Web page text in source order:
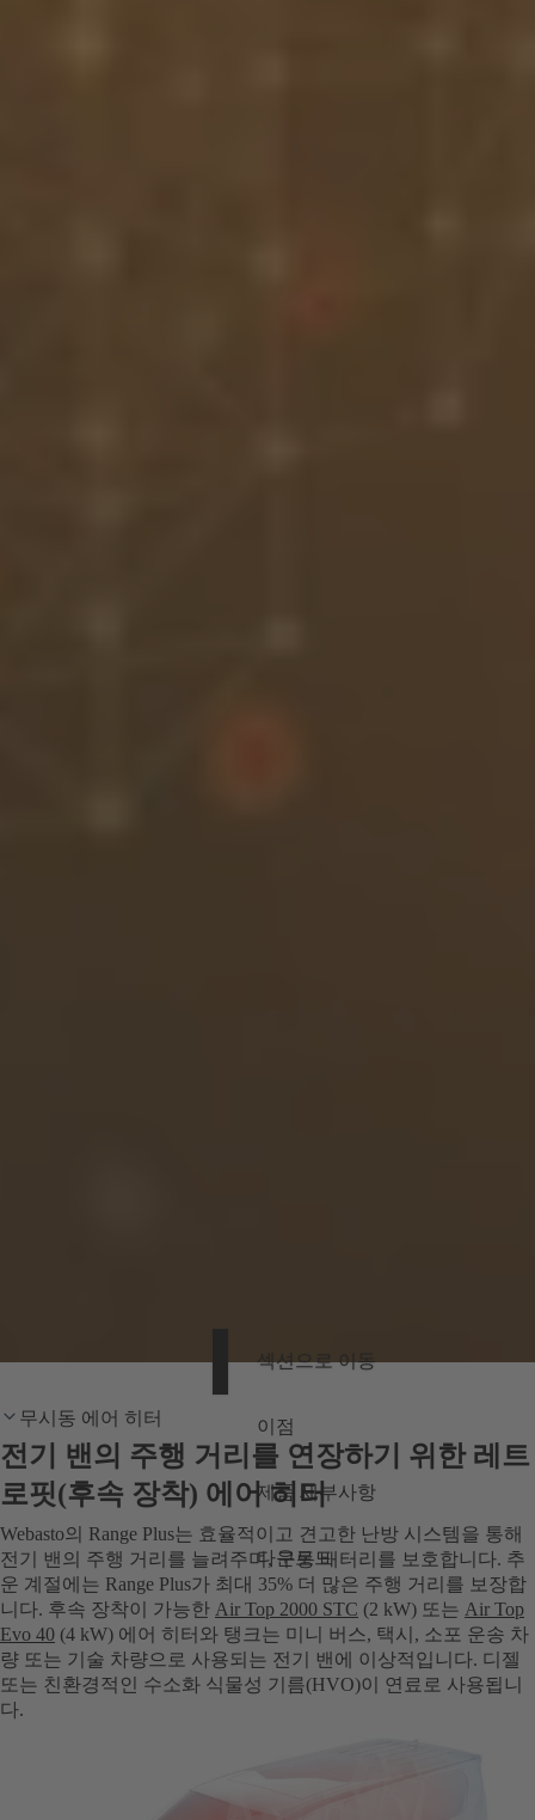
섹션으로 이동
이점
제품 세부사항
다운로드
무시동 에어 히터
전기 밴의 주행 거리를 연장하기 위한 레트
로핏(후속 장착) 에어 히터
Webasto의 Range Plus는 효율적이고 견고한 난방 시스템을 통해
전기 밴의 주행 거리를 늘려주며, 구동 배터리를 보호합니다. 추
운 계절에는 Range Plus가 최대 35% 더 많은 주행 거리를 보장합
니다. 후속 장착이 가능한 Air Top 2000 STC (2 kW) 또는 Air Top
Evo 40 (4 kW) 에어 히터와 탱크는 미니 버스, 택시, 소포 운송 차
량 또는 기술 차량으로 사용되는 전기 밴에 이상적입니다. 디젤
또는 친환경적인 수소화 식물성 기름(HVO)이 연료로 사용됩니
다.